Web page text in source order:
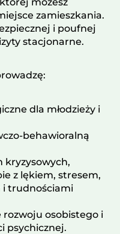
zamieszkania.
i poufnej
stacjonarne.
dla młodzieży i
behawioralną
kryzysowych,
z lękiem, stresem,
trudnościami
osobistego i
psychicznej.